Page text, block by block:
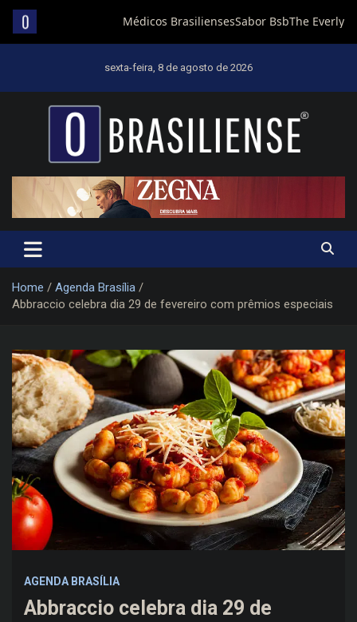
sexta-feira, 8 de agosto de 2026
Um diário de notícias que trabalha por Brasília
Home
Agenda Brasília
Abbraccio celebra dia 29 de fevereiro com prêmios especiais
AGENDA BRASÍLIA
Abbraccio celebra dia 29 de